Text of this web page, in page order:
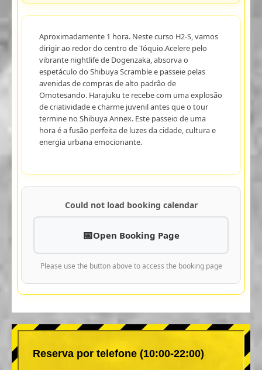
Aproximadamente 1 hora. Neste curso H2-S, vamos
dirigir ao redor do centro de Tóquio.Acelere pelo
vibrante nightlife de Dogenzaka, absorva o
espetáculo do Shibuya Scramble e passeie pelas
avenidas de compras de alto padrão de
Omotesando. Harajuku te recebe com uma explosão
de criatividade e charme juvenil antes que o tour
termine no Shibuya Annex. Este passeio de uma
hora é a fusão perfeita de luzes da cidade, cultura e
energia urbana emocionante.
Could not load booking calendar
Open Booking Page
Please use the button above to access the booking page
Reserva por telefone (10:00-22:00)